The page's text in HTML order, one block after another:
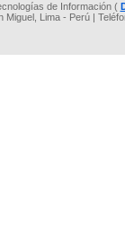
de Información (
Miguel, Lima - Perú |